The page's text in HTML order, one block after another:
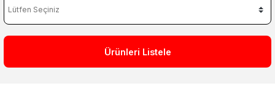
Ürünleri Listele